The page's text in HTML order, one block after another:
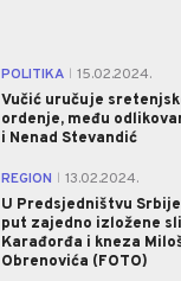
POLITIKA
15.02.2024.
Vučić uručuje
ordenje, među
i Nenad Stevandić
REGION
13.02.2024.
U Predsjedništvu
put zajedno izložene
Karađorđa i kneza
Obrenovića (FOTO)